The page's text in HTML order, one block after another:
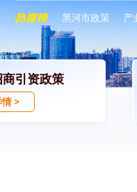
黑河市政策 产
引资政策
>